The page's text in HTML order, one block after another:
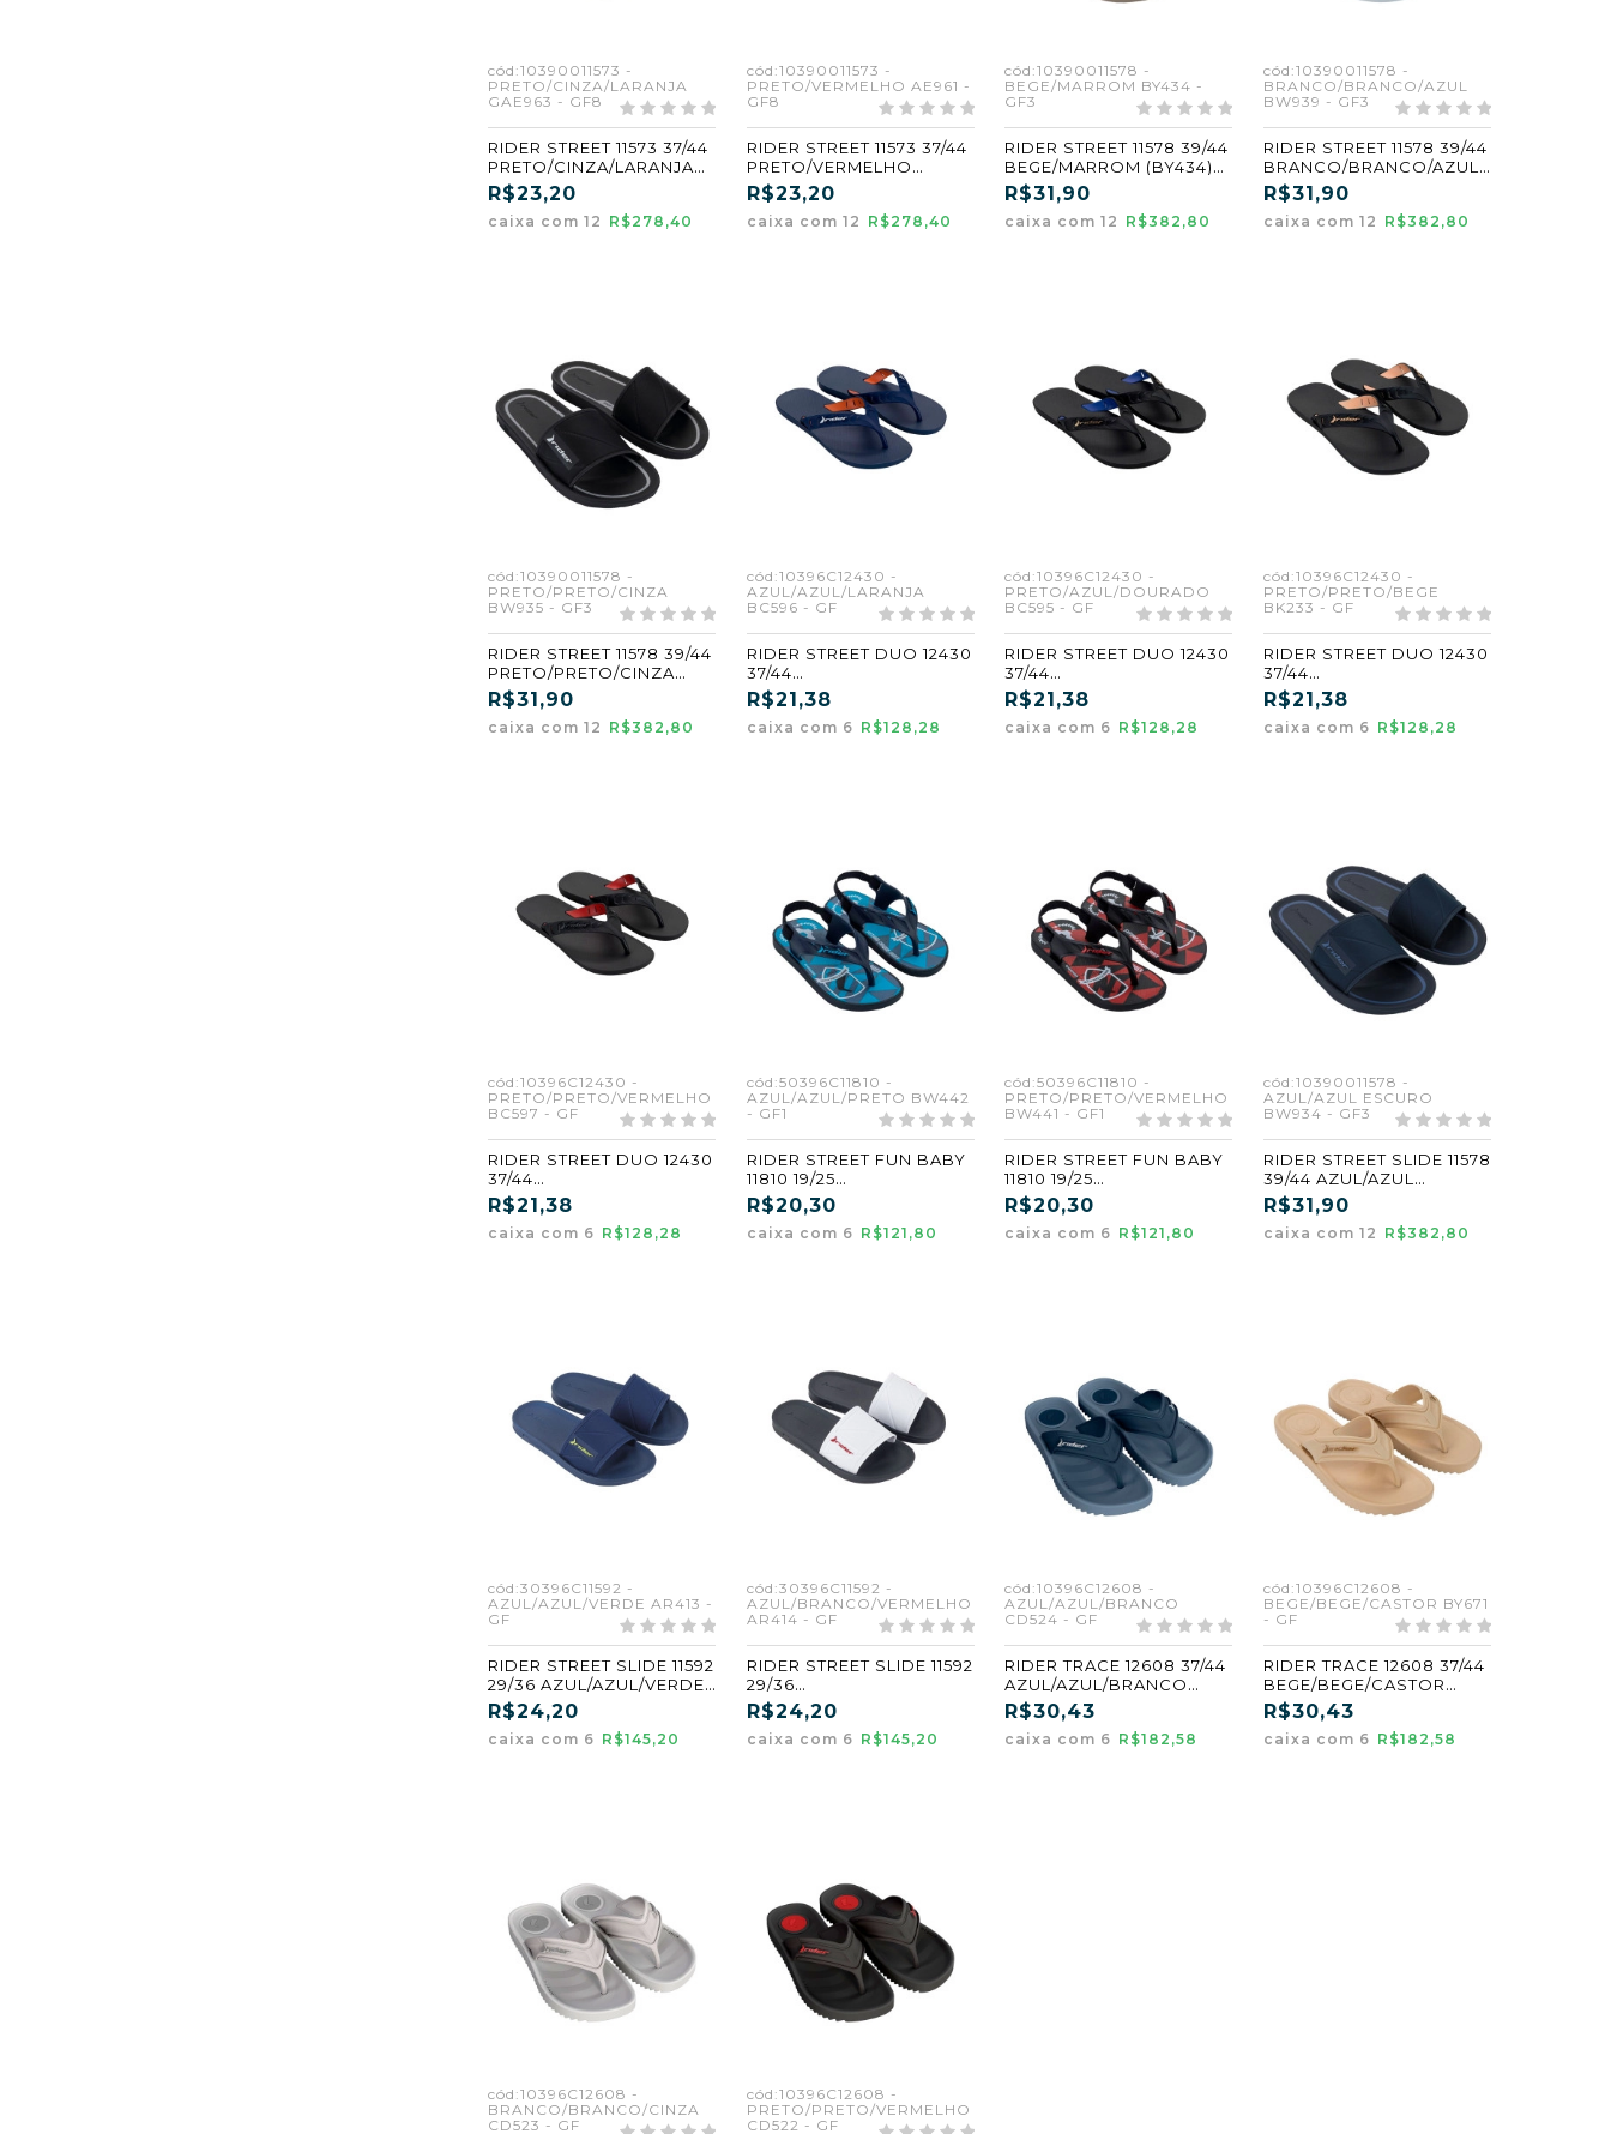
cód:10390011573 -
PRETO/CINZA/LARANJA
GAE963 - GF8
RIDER STREET 11573 37/44
PRETO/CINZA/LARANJA
(AG963) (GF8)
R$23,20
caixa com 12 R$278,40
cód:10390011573 -
PRETO/VERMELHO AE961 -
GF8
RIDER STREET 11573 37/44
PRETO/VERMELHO
(AE961) (GF8)
R$23,20
caixa com 12 R$278,40
cód:10390011578 -
BEGE/MARROM BY434 -
GF3
RIDER STREET 11578 39/44
BEGE/MARROM (BY434)
(GF3)
R$31,90
caixa com 12 R$382,80
cód:10390011578 -
BRANCO/BRANCO/AZUL
BW939 - GF3
RIDER STREET 11578 39/44
BRANCO/BRANCO/AZUL
(BW939) (GF3)
R$31,90
caixa com 12 R$382,80
cód:10390011578 -
PRETO/PRETO/CINZA
BW935 - GF3
RIDER STREET 11578 39/44
PRETO/PRETO/CINZA
(BW935) (GF3)
R$31,90
caixa com 12 R$382,80
cód:10396C12430 -
AZUL/AZUL/LARANJA
BC596 - GF
RIDER STREET DUO 12430
37/44
AZUL/AZUL/LARANJA
(BC596) (GF) (CX6)
R$21,38
caixa com 6 R$128,28
cód:10396C12430 -
PRETO/AZUL/DOURADO
BC595 - GF
RIDER STREET DUO 12430
37/44
PRETO/AZUL/DOURADO
(BC595) (GF) (CX6)
R$21,38
caixa com 6 R$128,28
cód:10396C12430 -
PRETO/PRETO/BEGE
BK233 - GF
RIDER STREET DUO 12430
37/44
PRETO/PRETO/BEGE
(BK233) (GF) (CX6)
R$21,38
caixa com 6 R$128,28
cód:10396C12430 -
PRETO/PRETO/VERMELHO
BC597 - GF
RIDER STREET DUO 12430
37/44
PRETO/PRETO/VERMELH
O (BC597) (GF) (CX6)
R$21,38
caixa com 6 R$128,28
cód:50396C11810 -
AZUL/AZUL/PRETO BW442
- GF1
RIDER STREET FUN BABY
11810 19/25
AZUL/AZUL/PRETO
(BW442) (GF1)
R$20,30
caixa com 6 R$121,80
cód:50396C11810 -
PRETO/PRETO/VERMELHO
BW441 - GF1
RIDER STREET FUN BABY
11810 19/25
PRETO/PRETO/VERMELH
O (BW441) (GF1)
R$20,30
caixa com 6 R$121,80
cód:10390011578 -
AZUL/AZUL ESCURO
BW934 - GF3
RIDER STREET SLIDE 11578
39/44 AZUL/AZUL
ESCURO (BW934) (GF3)
R$31,90
caixa com 12 R$382,80
cód:30396C11592 -
AZUL/AZUL/VERDE AR413 -
GF
RIDER STREET SLIDE 11592
29/36 AZUL/AZUL/VERDE
(GAR413) (GF) (CX6)
R$24,20
caixa com 6 R$145,20
cód:30396C11592 -
AZUL/BRANCO/VERMELHO
AR414 - GF
RIDER STREET SLIDE 11592
29/36
AZUL/BRANCO/VERMELH
O (AR414) (GF) (CX6)
R$24,20
caixa com 6 R$145,20
cód:10396C12608 -
AZUL/AZUL/BRANCO
CD524 - GF
RIDER TRACE 12608 37/44
AZUL/AZUL/BRANCO
(CD524) (GF) (CX6)
R$30,43
caixa com 6 R$182,58
cód:10396C12608 -
BEGE/BEGE/CASTOR BY671
- GF
RIDER TRACE 12608 37/44
BEGE/BEGE/CASTOR
(BY671) (GF) (CX6)
R$30,43
caixa com 6 R$182,58
cód:10396C12608 -
BRANCO/BRANCO/CINZA
CD523 - GF
cód:10396C12608 -
PRETO/PRETO/VERMELHO
CD522 - GF